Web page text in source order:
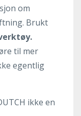
om
Brukt
til mer
egentlig
ikke en